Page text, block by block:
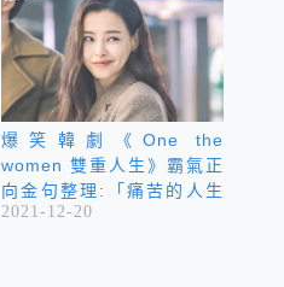
爆笑韓劇《One the
women 雙重人生》霸氣正
向金句整理:「痛苦的人生
中，也一定會有禮物般的存
2021-12-20